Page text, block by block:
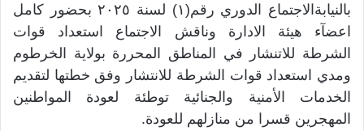
بالنيابةالاجتماع الدوري رقم(١) لسنة ٢٠٢٥ بحضور كامل
اعضآء هيئة الادارة وناقش الاجتماع استعداد قوات
الشرطة للاتنشار في المناطق المحررة بولاية الخرطوم
ومدي استعداد قوات الشرطة للانتشار وفق خطتها لتقديم
الخدمات الأمنية والجنائية توطئة لعودة المواطنين
المهجرين قسرا من منازلهم للعودة.